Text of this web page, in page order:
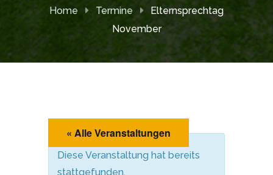
Home Termine
Elternsprechtag
November
« Alle Veranstaltungen
Diese Veranstaltung hat bereits
stattgefunden.